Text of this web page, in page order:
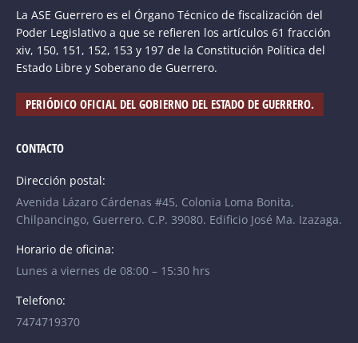
La ASE Guerrero es el Órgano Técnico de fiscalización del
Poder Legislativo a que se refieren los artículos 61 fracción
xiv, 150, 151, 152, 153 y 197 de la Constitución Política del
Estado Libre y Soberano de Guerrero.
PERIÓDICO OFICIAL DEL GOBIERNO DEL ESTADO DE GUERRERO.
CONTACTO
Dirección postal:
Avenida Lázaro Cárdenas #45, Colonia Loma Bonita,
Chilpancingo, Guerrero. C.P. 39080. Edificio José Ma. Izazaga.
Horario de oficina:
Lunes a viernes de 08:00 – 15:30 hrs
Telefono:
7474719370